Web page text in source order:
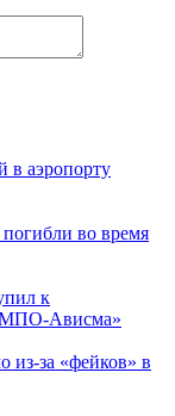
в аэропорту
во время
к
Ависма»
из-за «фейков» в